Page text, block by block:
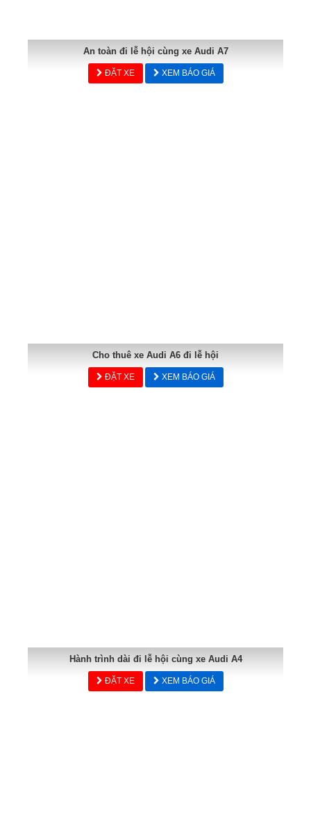
An toàn đi lễ hội cùng xe Audi A7
ĐẶT XE XEM BÁO GIÁ
Cho thuê xe Audi A6 đi lễ hội
ĐẶT XE XEM BÁO GIÁ
Hành trình dài đi lễ hội cùng xe Audi A4
ĐẶT XE XEM BÁO GIÁ